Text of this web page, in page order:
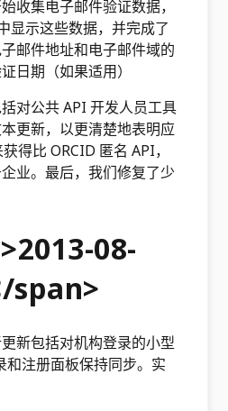
收集电子邮件验证数据，
显示这些数据，并完成了
邮件地址和电子邮件域的
日期（如果适用）
对公共 API 开发人员工具
更新，以更清楚地表明应
得比 ORCID 匿名 API，
业。最后，我们修复了少
08-
span>
新包括对机构登录的小型
和注册面板保持同步。实